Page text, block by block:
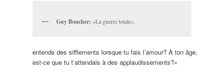
Guy Boucher: «La guerre totale».
entends des sifflements lorsque tu fais l’amour? À ton âge,
est-ce que tu t’attendais à des applaudissements?»